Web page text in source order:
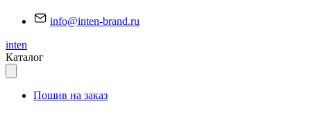
info@inten-brand.ru
inten
Каталог
Пошив на заказ